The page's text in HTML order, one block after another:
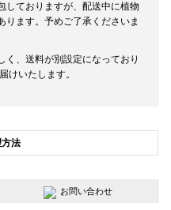
しておりますが、配送中に植物
ります。予めご了承くださいま
く、送料が別設定になっており
けいたします。
法
お問い合わせ